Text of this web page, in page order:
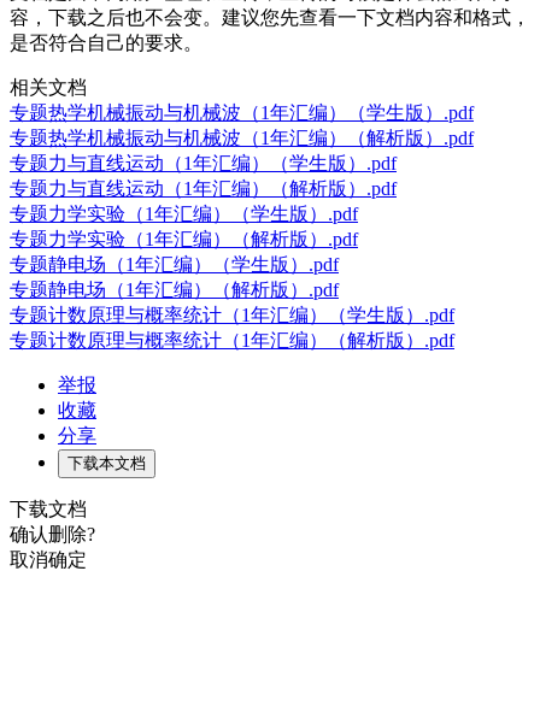
容，下载之后也不会变。建议您先查看一下文档内容和格式，
是否符合自己的要求。
相关文档
专题热学机械振动与机械波（1年汇编）（学生版）.pdf
专题热学机械振动与机械波（1年汇编）（解析版）.pdf
专题力与直线运动（1年汇编）（学生版）.pdf
专题力与直线运动（1年汇编）（解析版）.pdf
专题力学实验（1年汇编）（学生版）.pdf
专题力学实验（1年汇编）（解析版）.pdf
专题静电场（1年汇编）（学生版）.pdf
专题静电场（1年汇编）（解析版）.pdf
专题计数原理与概率统计（1年汇编）（学生版）.pdf
专题计数原理与概率统计（1年汇编）（解析版）.pdf
举报
收藏
分享
下载本文档
下载文档
确认删除?
取消确定